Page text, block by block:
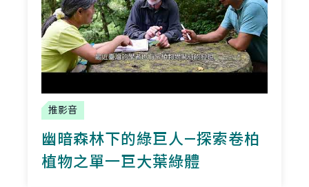
推影音
幽暗森林下的綠巨人—探索卷柏
植物之單一巨大葉綠體